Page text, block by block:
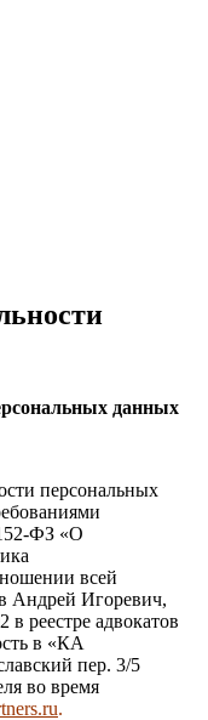
данных
персональных
ФЗ «О
всей
Андрей Игоревич,
реестре адвокатов
в «КА
пер. 3/5
во время
.